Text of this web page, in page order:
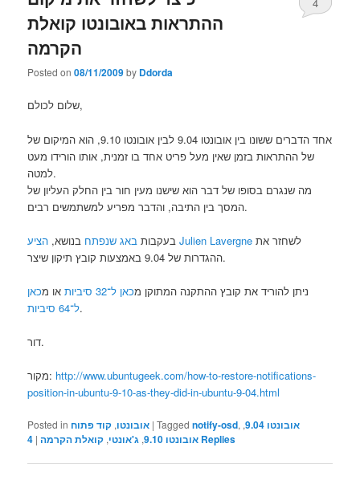
ההתראות באובונטו קואלת
הקרמה
Posted on08/11/2009by Ddorda
4
שלום לכולם,
אחד הדברים ששונו בין אובונטו 9.04 לבין אובונטו 9.10, הוא המיקום של
של ההתראות בזמן שאין מעל פריט אחד בו זמנית, אותו הורידו מעט
למטה.
מה שנגרם בסופו של דבר הוא שישנו מעין חור בין החלק העליון של
המסך בין התיבה, והדבר מפריע למשתמשים רבים.
בעקבות באג שנפתח בנושא, הציע Julien Lavergne לשחזר את
ההגדרות של 9.04 באמצעות קובץ תיקון שיצר.
ניתן להוריד את קובץ ההתקנה המתוקן מכאן ל־32 סיביות או מכאן
ל־64 סיביות.
דור.
מקור: http://www.ubuntugeek.com/how-to-restore-notifications-
position-in-ubuntu-9-10-as-they-did-in-ubuntu-9-04.html
Posted in אובונטו, קוד פתוח |Tagged notify-osd, אובונטו 9.04 ,
אובונטו 9.10 , ג'אונטי, קואלת הקרמה |
4 Replies